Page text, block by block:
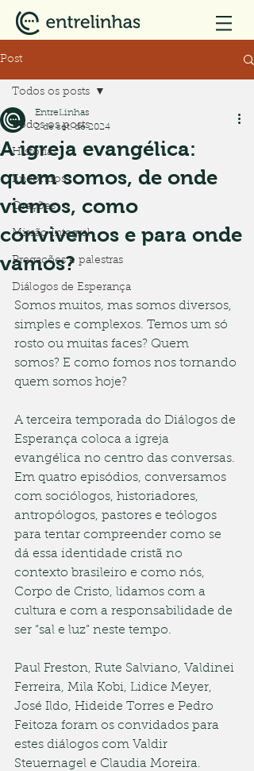
Post
Todos os posts
Histórias
Encontros
Orações
Missão Integral
Pregações e palestras
Diálogos de Esperança
Todos os posts
A igreja evangélica:
quem somos, de onde
viemos, como
convivemos e para onde
vamos?
EntreLinhas
2 de set. de 2024
Somos muitos, mas somos diversos,
simples e complexos. Temos um só
rosto ou muitas faces? Quem
somos? E como fomos nos tornando
quem somos hoje?
A terceira temporada do Diálogos de
Esperança coloca a igreja
evangélica no centro das conversas.
Em quatro episódios, conversamos
com sociólogos, historiadores,
antropólogos, pastores e teólogos
para tentar compreender como se
dá essa identidade cristã no
contexto brasileiro e como nós,
Corpo de Cristo, lidamos com a
cultura e com a responsabilidade de
ser “sal e luz” neste tempo.
Paul Freston, Rute Salviano, Valdinei
Ferreira, Mila Kobi, Lidice Meyer,
José Ildo, Hideide Torres e Pedro
Feitoza foram os convidados para
estes diálogos com Valdir
Steuernagel e Claudia Moreira.